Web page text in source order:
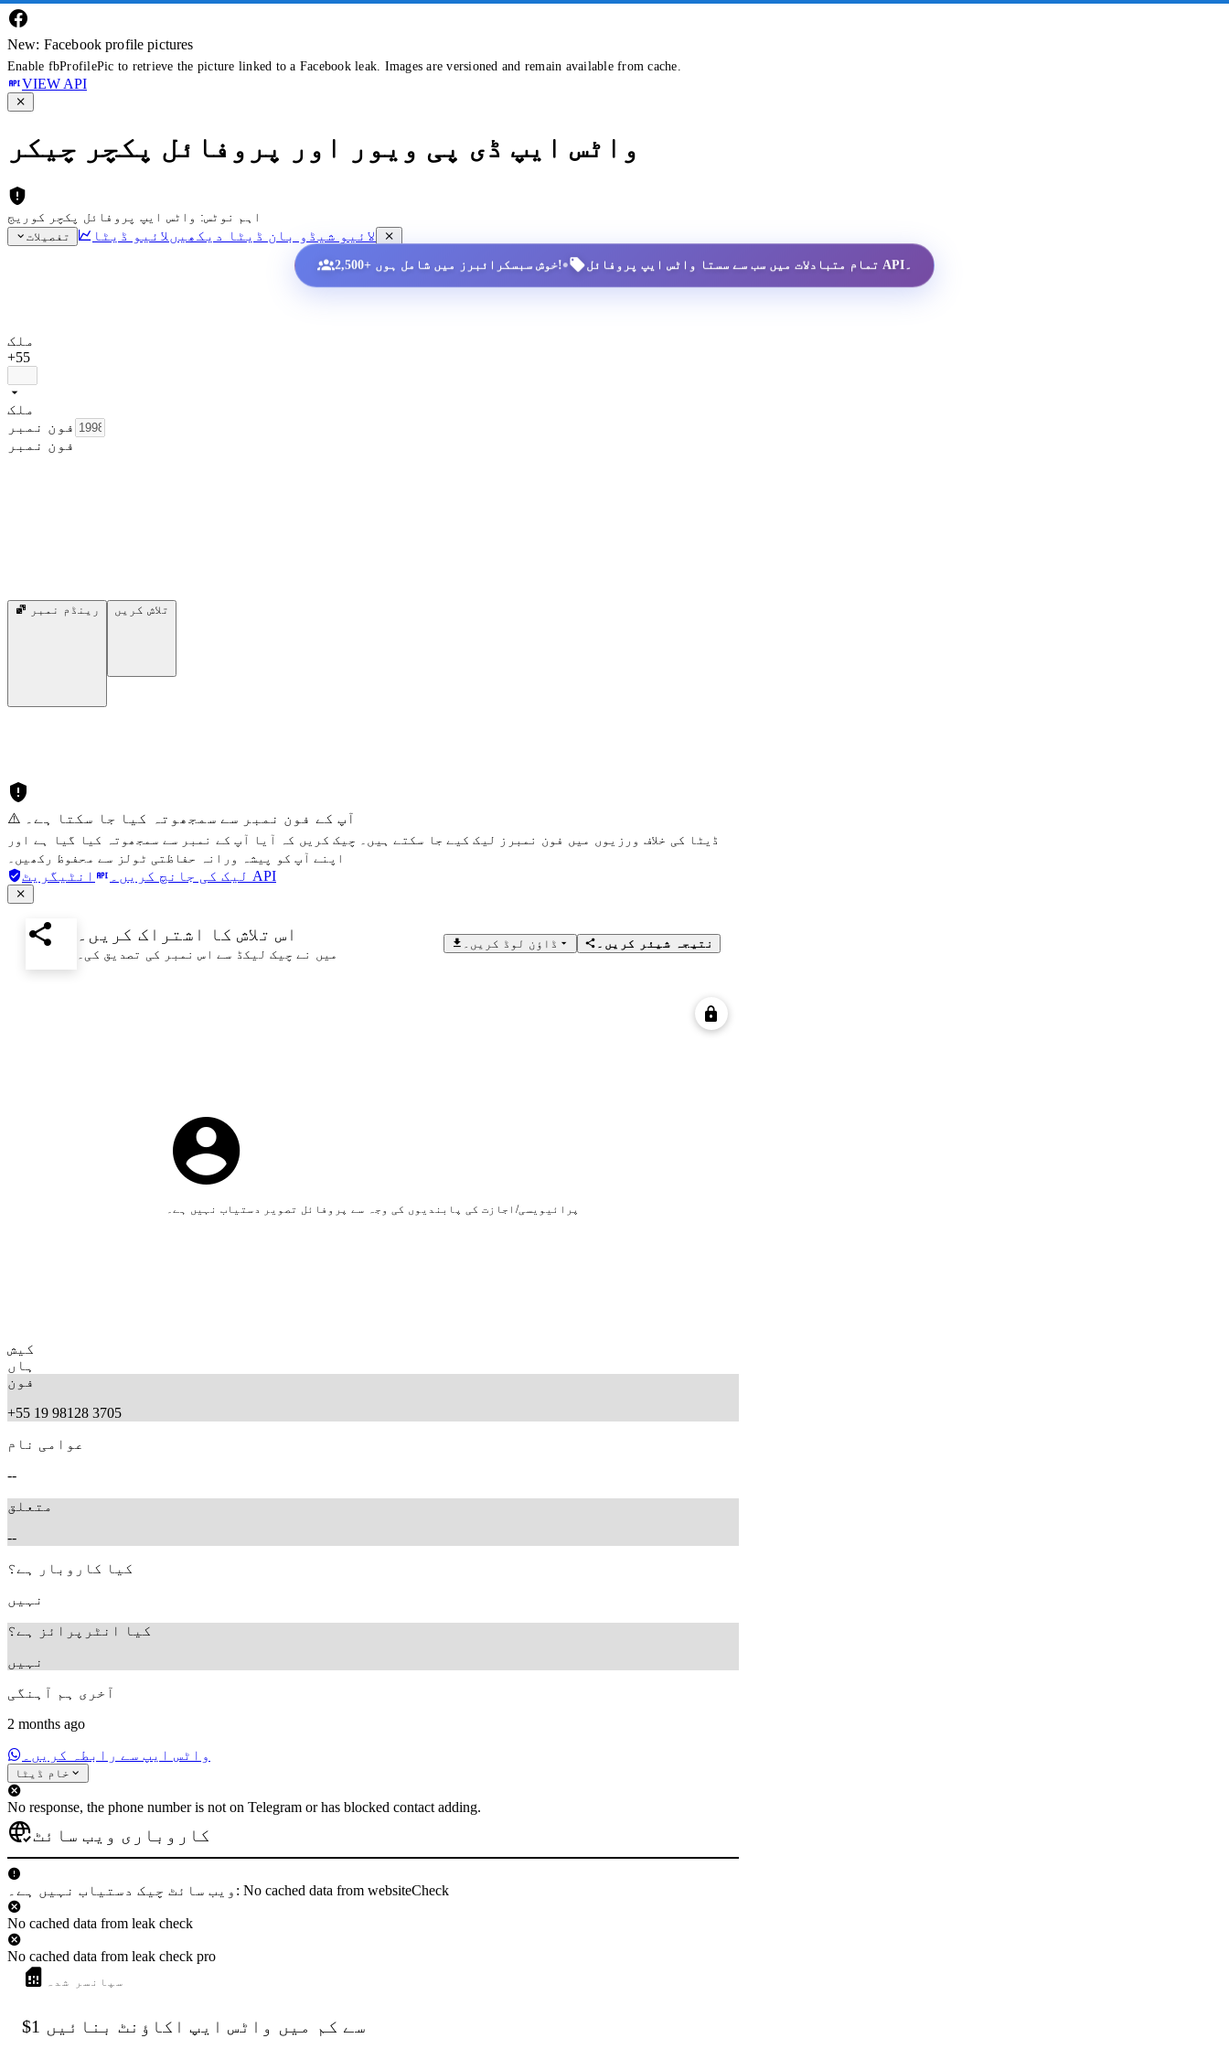
New: Facebook profile pictures
Enable fbProfilePic to retrieve the picture linked to a Facebook leak. Images are versioned and remain available from cache.
VIEW API
واٹس ایپ ڈی پی ویور اور پروفائل پکچر چیکر
اہم نوٹس: واٹس ایپ پروفائل پکچر کوریج
تفصیلات
لائیو شیڈو بان ڈیٹا دیکھیں لائیو ڈیٹا
2,500+ خوش سبسکرائبرز میں شامل ہوں!• تمام متبادلات میں سب سے سستا واٹس ایپ پروفائل API۔
ملک
+55
ملک
فون نمبر
فون نمبر
رینڈم نمبر تلاش کریں
⚠️ آپ کے فون نمبر سے سمجھوتہ کیا جا سکتا ہے۔
ڈیٹا کی خلاف ورزیوں میں فون نمبرز لیک کیے جا سکتے ہیں۔ چیک کریں کہ آیا آپ کے نمبر سے سمجھوتہ کیا گیا ہے اور
اپنے آپ کو پیشہ ورانہ حفاظتی ٹولز سے محفوظ رکھیں۔
لیک کی جانچ کریں۔ انٹیگریٹ API
اس تلاش کا اشتراک کریں۔
میں نے چیک لیکڈ سے اس نمبر کی تصدیق کی۔
ڈاؤن لوڈ کریں۔ نتیجہ شیئر کریں۔
پرائیویسی/اجازت کی پابندیوں کی وجہ سے پروفائل تصویر دستیاب نہیں ہے۔
کیش
ہاں
فون
+55 19 98128 3705
عوامی نام
--
متعلق
--
کیا کاروبار ہے؟
نہیں
کیا انٹرپرائز ہے؟
نہیں
آخری ہم آہنگی
2 months ago
واٹس ایپ سے رابطہ کریں۔
خام ڈیٹا
No response, the phone number is not on Telegram or has blocked contact adding.
کاروباری ویب سائٹ
ویب سائٹ چیک دستیاب نہیں ہے۔: No cached data from websiteCheck
No cached data from leak check
No cached data from leak check pro
سپانسر شدہ
$1 سے کم میں واٹس ایپ اکاؤنٹ بنائیں